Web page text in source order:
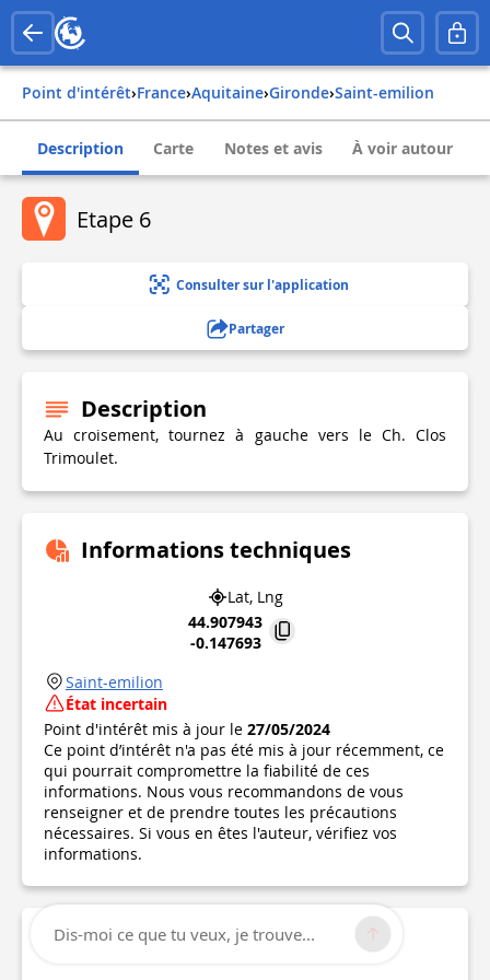
Point d'intérêt› france› aquitaine› gironde› saint-emilion
Description Carte Notes et avis À voir autour
Etape 6
Consulter sur l'application
Partager
Description
Au croisement, tournez à gauche vers le Ch. Clos
Trimoulet.
Informations techniques
Lat, Lng
44.907943
-0.147693
Saint-emilion
État incertain
Point d'intérêt mis à jour le 27/05/2024
Ce point d’intérêt n'a pas été mis à jour récemment, ce
qui pourrait compromettre la fiabilité de ces
informations. Nous vous recommandons de vous
renseigner et de prendre toutes les précautions
nécessaires. Si vous en êtes l'auteur, vérifiez vos
informations.
Dis-moi ce que tu veux, je trouve...